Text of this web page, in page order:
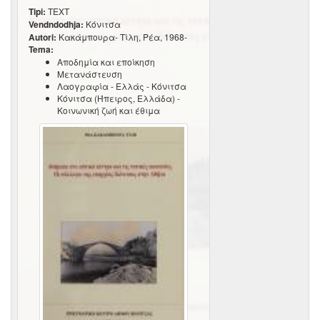
Tipi: TEXT
Vendndodhja: Κόνιτσα
Autori: Κακάμπουρα- Τίλη, Ρέα, 1968-
Tema:
Αποδημία και εποίκηση
Μετανάστευση
Λαογραφία - Ελλάς - Κόνιτσα
Κόνιτσα (Ήπειρος, Ελλάδα) -
Κοινωνική ζωή και έθιμα